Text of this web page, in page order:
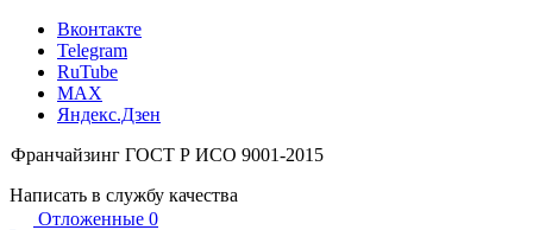
Вконтакте
Telegram
RuTube
MAX
Яндекс.Дзен
Франчайзинг ГОСТ Р ИСО 9001-2015
Написать в службу качества
Отложенные 0